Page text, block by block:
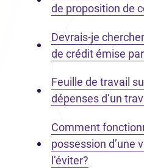
de proposition de
Devrais-je
de crédit émise
Feuille de travail
dépenses d’un
Comment
possession d’une
l’éviter?